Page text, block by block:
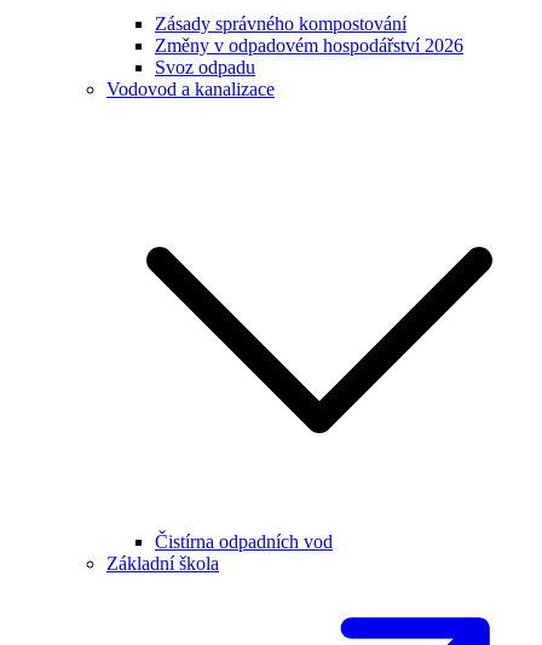
Zásady správného kompostování
Změny v odpadovém hospodářství 2026
Svoz odpadu
Vodovod a kanalizace
Čistírna odpadních vod
Základní škola